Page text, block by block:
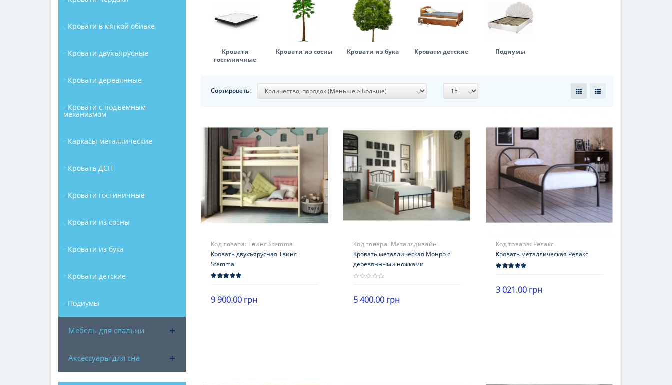
- Кровати в мягкой обивке
- Кровати двухъярусные
- Кровати деревянные
- Кровати с подъемным
механизмом
- Каркасы металлические
- Кровать ДСП
- Кровати гостиничные
- Кровати из сосны
- Кровати из бука
- Кровати детские
- Подиумы
Мебель для спальни
Аксессуары для сна
Кровати
гостиничные
Кровати из сосны Кровати из бука Кровати детские Подиумы
Сортировать:
Код товара: Твинс Stemma
Кровать двухъярусная Твинс
Stemma
9 900.00 грн
Код товара: Металлдизайн
Кровать металлическая Монро с
деревянными ножками
5 400.00 грн
Код товара: Релакс
Кровать металлическая Релакс
3 021.00 грн